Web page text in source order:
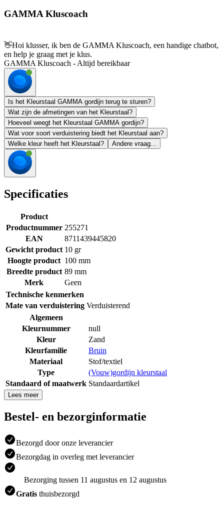
GAMMA Kluscoach
👋Hoi klusser, ik ben de GAMMA Kluscoach, een handige chatbot,
en help je graag met je klus.
GAMMA Kluscoach - Altijd bereikbaar
Is het Kleurstaal GAMMA gordijn terug te sturen?
Wat zijn de afmetingen van het Kleurstaal?
Hoeveel weegt het Kleurstaal GAMMA gordijn?
Wat voor soort verduistering biedt het Kleurstaal aan?
Welke kleur heeft het Kleurstaal?
Andere vraag...
Specificaties
Product
Productnummer 255271
EAN
8711439445820
Gewicht product 10 gr
Hoogte product 100 mm
Breedte product 89 mm
Merk
Geen
Technische kenmerken
Mate van verduistering Verduisterend
Algemeen
Kleurnummer
null
Kleur
Zand
Kleurfamilie
Bruin
Materiaal
Stof/textiel
Type
(Vouw)gordijn kleurstaal
Standaard of maatwerk Standaardartikel
Lees meer
Bestel- en bezorginformatie
Bezorgd door onze leverancier
Bezorgdag in overleg met leverancier
Bezorging tussen 11 augustus en 12 augustus
Gratis thuisbezorgd